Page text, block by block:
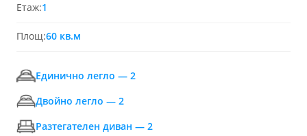
Етаж:1
Площ:60 кв.м
Единично легло — 2
Двойно легло — 2
Разтегателен диван — 2